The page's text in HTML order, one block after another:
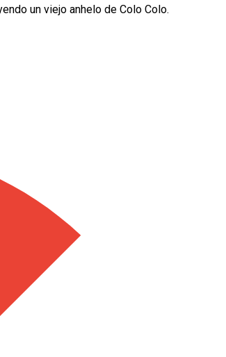
un viejo anhelo de Colo Colo.